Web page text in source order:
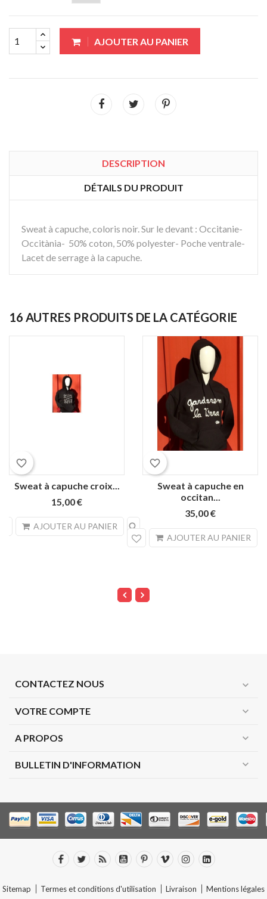
AJOUTER AU PANIER
DESCRIPTION
DÉTAILS DU PRODUIT
Sweat à capuche, coloris noir. Sur le devant : Occitanie-
Occitània- 50% coton, 50% polyester- Poche ventrale-
Lacet de serrage à la capuche.
16 AUTRES PRODUITS DE LA CATÉGORIE
favorite_border
Sweat à capuche croix...
15,00 €
AJOUTER AU PANIER search
favorite_border
Sweat à capuche en
occitan...
35,00 €
AJOUTER AU PANIER
CONTACTEZ NOUS expand_more
VOTRE COMPTE expand_more
A PROPOS expand_more
BULLETIN D'INFORMATION expand_more
Sitemap Termes et conditions d'utilisation Livraison Mentions légales